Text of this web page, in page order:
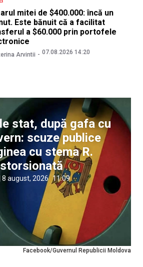
mitei de $400.000: încă un
Este bănuit că a facilitat
a $60.000 prin portofele
Arvintii 07.08.2026 14:20
Facebook/Guvernul Republicii Moldova
stat, după gafa cu
scuze publice
cu stema R.
8 august, 2026 11:09